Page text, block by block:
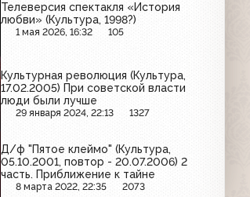
Телеверсия спектакля «История
любви» (Культура, 1998?)
1 мая 2026, 16:32 105
Культурная революция (Культура,
17.02.2005) При советской власти
люди были лучше
29 января 2024, 22:13 1327
Д/ф "Пятое клеймо" (Культура,
05.10.2001, повтор - 20.07.2006) 2
часть. Приближение к тайне
8 марта 2022, 22:35 2073